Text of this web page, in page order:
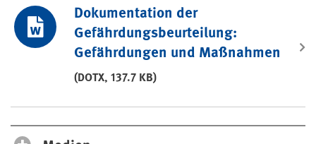
Dokumentation der
Gefährdungsbeurteilung:
Gefährdungen und Maßnahmen
(DOTX, 137.7 KB)